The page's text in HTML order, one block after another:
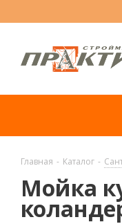
Главная - Каталог -
Мойка